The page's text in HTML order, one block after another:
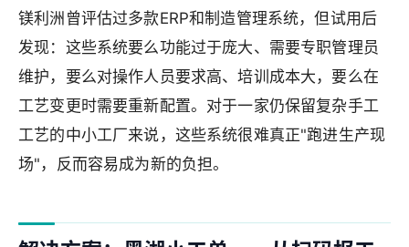
镁利洲曾评估过多款ERP和制造管理系统，但试用后
发现：这些系统要么功能过于庞大、需要专职管理员
维护，要么对操作人员要求高、培训成本大，要么在
工艺变更时需要重新配置。对于一家仍保留复杂手工
工艺的中小工厂来说，这些系统很难真正"跑进生产现
场"，反而容易成为新的负担。